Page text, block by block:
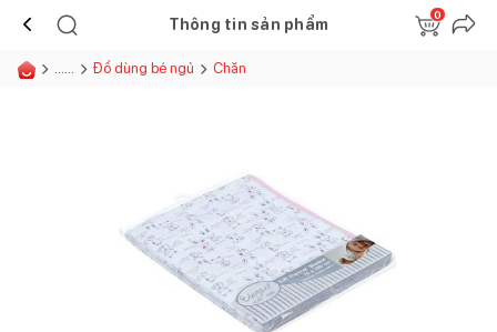
Thông tin sản phẩm
0
...... Đồ dùng bé ngủ Chăn